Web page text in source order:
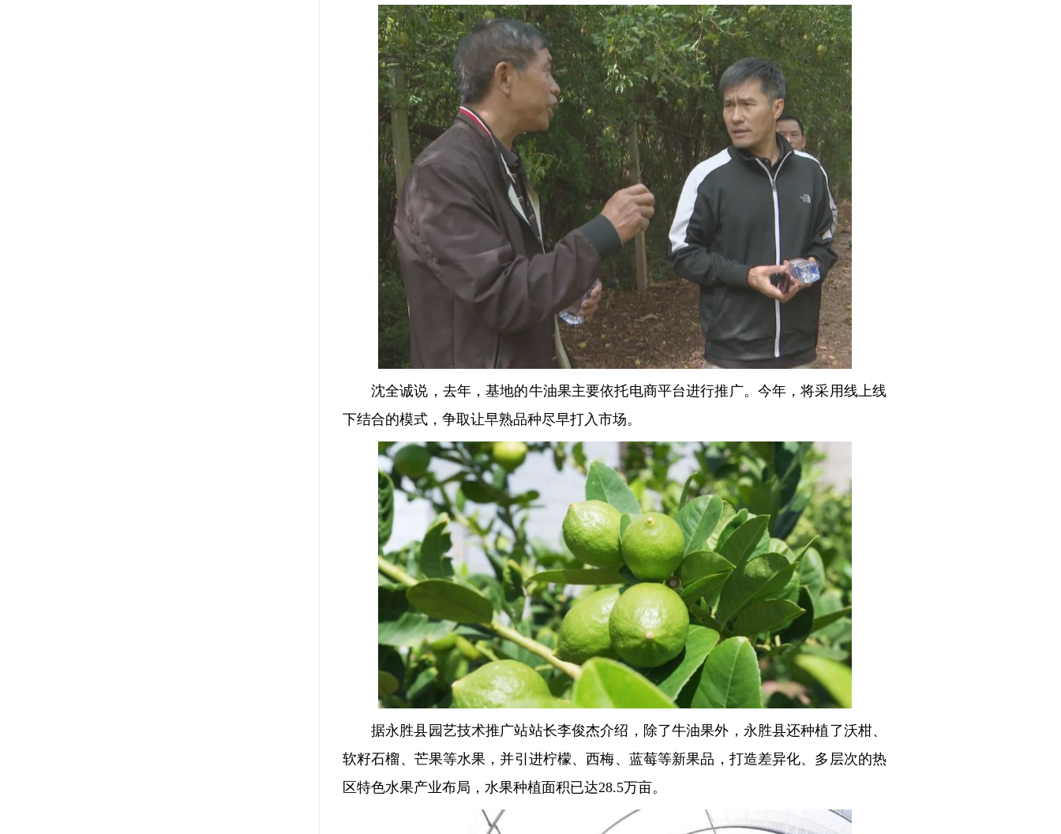
沈全诚说，去年，基地的牛油果主要依托电商平台进行推广。今年，将采用线上线
下结合的模式，争取让早熟品种尽早打入市场。
据永胜县园艺技术推广站站长李俊杰介绍，除了牛油果外，永胜县还种植了沃柑、
软籽石榴、芒果等水果，并引进柠檬、西梅、蓝莓等新果品，打造差异化、多层次的热
区特色水果产业布局，水果种植面积已达28.5万亩。